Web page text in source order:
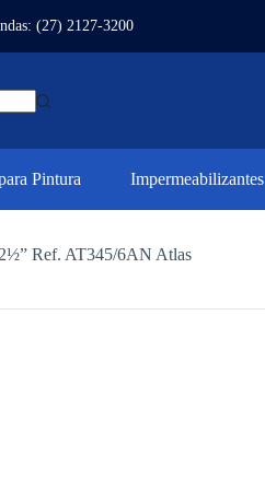
(27) 2127-3200
Pintura Impermeabilizantes
Ref. AT345/6AN Atlas